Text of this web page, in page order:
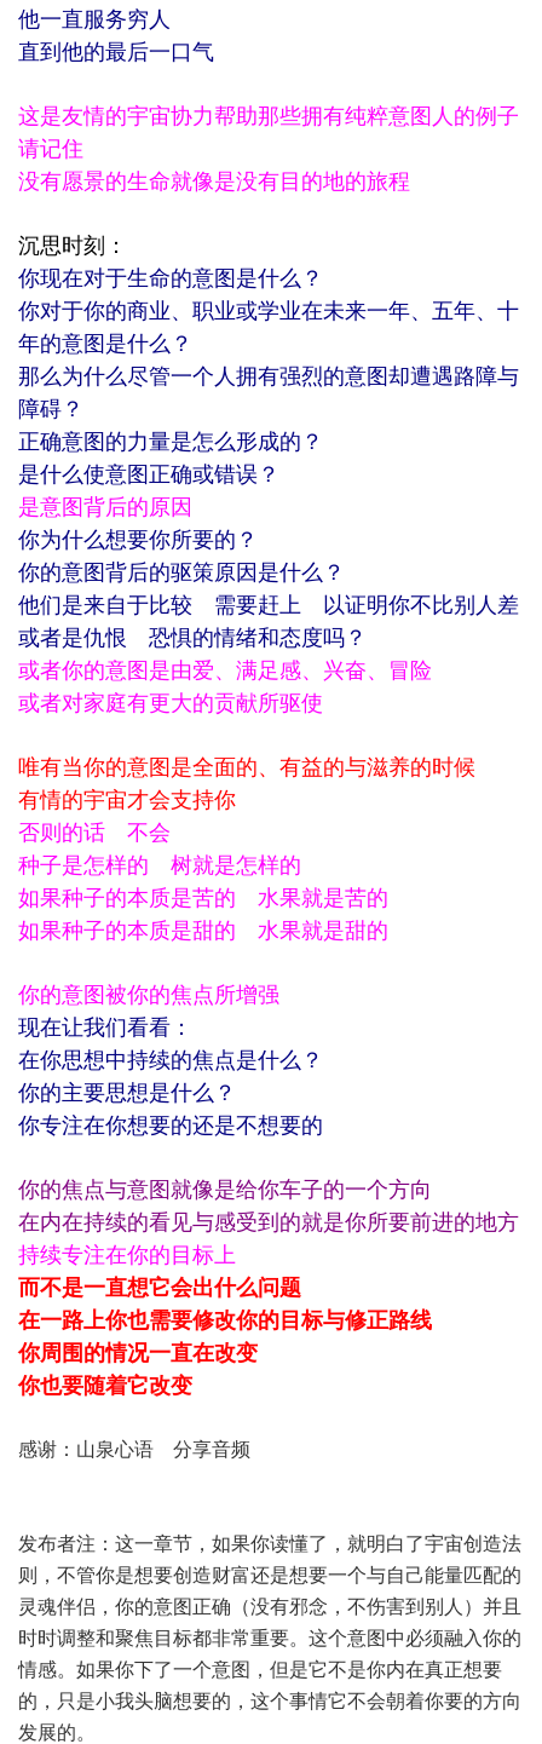
他一直服务穷人
直到他的最后一口气
这是友情的宇宙协力帮助那些拥有纯粹意图人的例子
请记住
没有愿景的生命就像是没有目的地的旅程
沉思时刻：
你现在对于生命的意图是什么？
你对于你的商业、职业或学业在未来一年、五年、十
年的意图是什么？
那么为什么尽管一个人拥有强烈的意图却遭遇路障与
障碍？
正确意图的力量是怎么形成的？
是什么使意图正确或错误？
是意图背后的原因
你为什么想要你所要的？
你的意图背后的驱策原因是什么？
他们是来自于比较 需要赶上 以证明你不比别人差
或者是仇恨 恐惧的情绪和态度吗？
或者你的意图是由爱、满足感、兴奋、冒险
或者对家庭有更大的贡献所驱使
唯有当你的意图是全面的、有益的与滋养的时候
有情的宇宙才会支持你
否则的话 不会
种子是怎样的 树就是怎样的
如果种子的本质是苦的 水果就是苦的
如果种子的本质是甜的 水果就是甜的
你的意图被你的焦点所增强
现在让我们看看：
在你思想中持续的焦点是什么？
你的主要思想是什么？
你专注在你想要的还是不想要的
你的焦点与意图就像是给你车子的一个方向
在内在持续的看见与感受到的就是你所要前进的地方
持续专注在你的目标上
而不是一直想它会出什么问题
在一路上你也需要修改你的目标与修正路线
你周围的情况一直在改变
你也要随着它改变
感谢：山泉心语 分享音频
发布者注：这一章节，如果你读懂了，就明白了宇宙创造法
则，不管你是想要创造财富还是想要一个与自己能量匹配的
灵魂伴侣，你的意图正确（没有邪念，不伤害到别人）并且
时时调整和聚焦目标都非常重要。这个意图中必须融入你的
情感。如果你下了一个意图，但是它不是你内在真正想要
的，只是小我头脑想要的，这个事情它不会朝着你要的方向
发展的。